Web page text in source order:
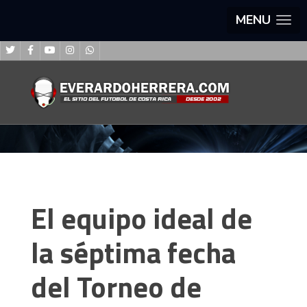
MENU
El equipo ideal de
la séptima fecha
del Torneo de